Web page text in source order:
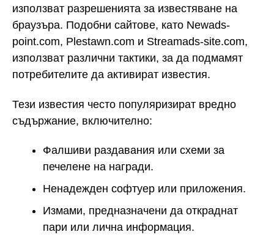
използват разрешенията за известяване на
браузъра. Подобни сайтове, като Newads-
point.com, Plestawn.com и Streamads-site.com,
използват различни тактики, за да подмамят
потребителите да активират известия.
Тези известия често популяризират вредно
съдържание, включително:
Фалшиви раздавания или схеми за
печелене на награди.
Ненадежден софтуер или приложения.
Измами, предназначени да откраднат
пари или лична информация.